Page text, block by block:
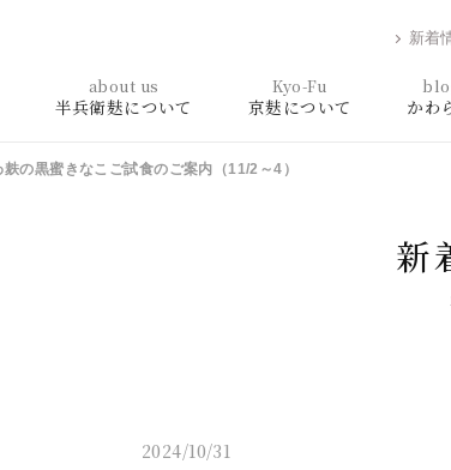
新着
about us
半兵衛麸について
Kyo-Fu
京麸について かわ
麸の黒蜜きなこご試食のご案内（11/2～4）
新
2024/10/31